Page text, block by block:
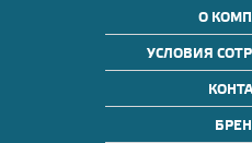
О
УСЛОВИЯ